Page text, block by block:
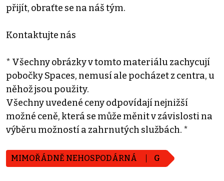
přijít, obraťte se na náš tým.
Kontaktujte nás
* Všechny obrázky v tomto materiálu zachycují
pobočky Spaces, nemusí ale pocházet z centra, u
něhož jsou použity.
Všechny uvedené ceny odpovídají nejnižší
možné ceně, která se může měnit v závislosti na
výběru možností a zahrnutých službách. *
MIMOŘÁDNĚ NEHOSPODÁRNÁ G